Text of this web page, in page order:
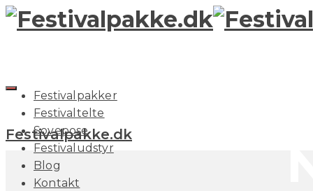
Festivalpakker
Festivaltelte
Sovepose
Festivaludstyr
Blog
Kontakt
Festivalpakke.dk